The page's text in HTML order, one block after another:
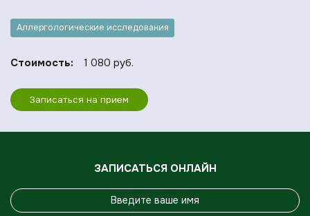
Аллергологические исследования
Стоимость: 1 080 руб.
Записаться на прием
ЗАПИСАТЬСЯ ОНЛАЙН